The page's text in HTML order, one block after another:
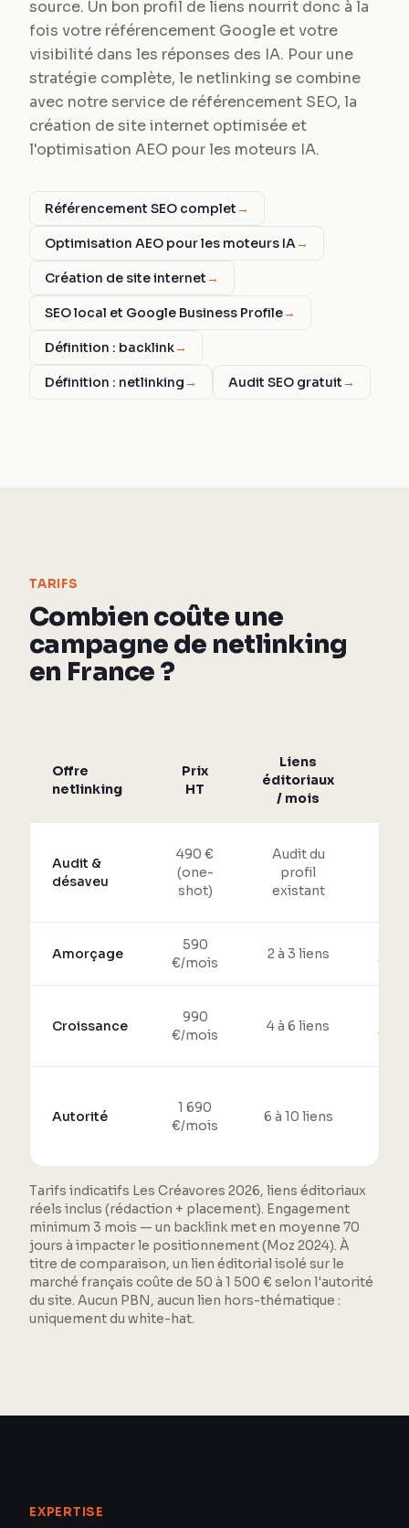
source. Un bon profil de liens nourrit donc à la
fois votre référencement Google et votre
visibilité dans les réponses des IA. Pour une
stratégie complète, le netlinking se combine
avec notre service de référencement SEO, la
création de site internet optimisée et
l'optimisation AEO pour les moteurs IA.
Référencement SEO complet→
Optimisation AEO pour les moteurs IA→
Création de site internet→
SEO local et Google Business Profile→
Définition : backlink→
Définition : netlinking→ Audit SEO gratuit→
TARIFS
Combien coûte une
campagne de netlinking
en France ?
Offre
netlinking
Prix
HT
Liens
éditoriaux
/ mois
Audit &
désaveu
490 €
(one-
shot)
Audit du
profil
existant
Amorçage
590
€/mois
2 à 3 liens
Croissance
990
€/mois
4 à 6 liens
Autorité
1 690
€/mois
6 à 10 liens
Tarifs indicatifs Les Créavores 2026, liens éditoriaux
réels inclus (rédaction + placement). Engagement
minimum 3 mois — un backlink met en moyenne 70
jours à impacter le positionnement (Moz 2024). À
titre de comparaison, un lien éditorial isolé sur le
marché français coûte de 50 à 1 500 € selon l'autorité
du site. Aucun PBN, aucun lien hors-thématique :
uniquement du white-hat.
EXPERTISE